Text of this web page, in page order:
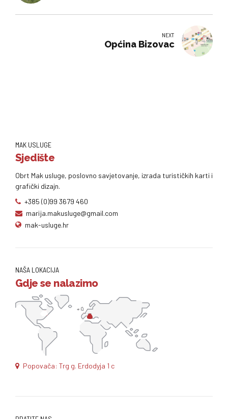
NEXT
Općina Bizovac
MAK USLUGE
Sjedište
Obrt Mak usluge, poslovno savjetovanje, izrada turističkih karti i
grafički dizajn.
+385 (0)99 3679 460
marija.makusluge@gmail.com
mak-usluge.hr
NAŠA LOKACIJA
Gdje se nalazimo
Popovača: Trg g. Erdodyja 1 c